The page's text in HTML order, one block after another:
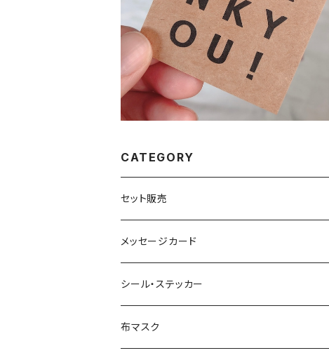
100枚〜サンキューカード・スクエアロゴ《ク
ラフト》
¥2,500
CATEGORY
セット販売
メッセージカード
シール・ステッカー
布マスク